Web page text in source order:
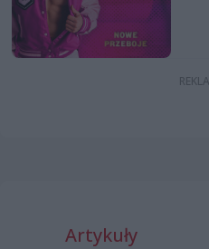
Artykuły